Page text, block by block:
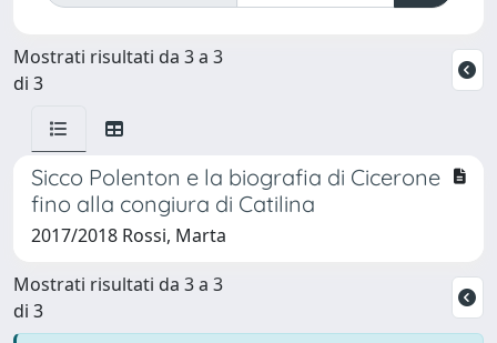
Mostrati risultati da 3 a 3
di 3
Sicco Polenton e la biografia di Cicerone
fino alla congiura di Catilina
2017/2018 Rossi, Marta
Mostrati risultati da 3 a 3
di 3